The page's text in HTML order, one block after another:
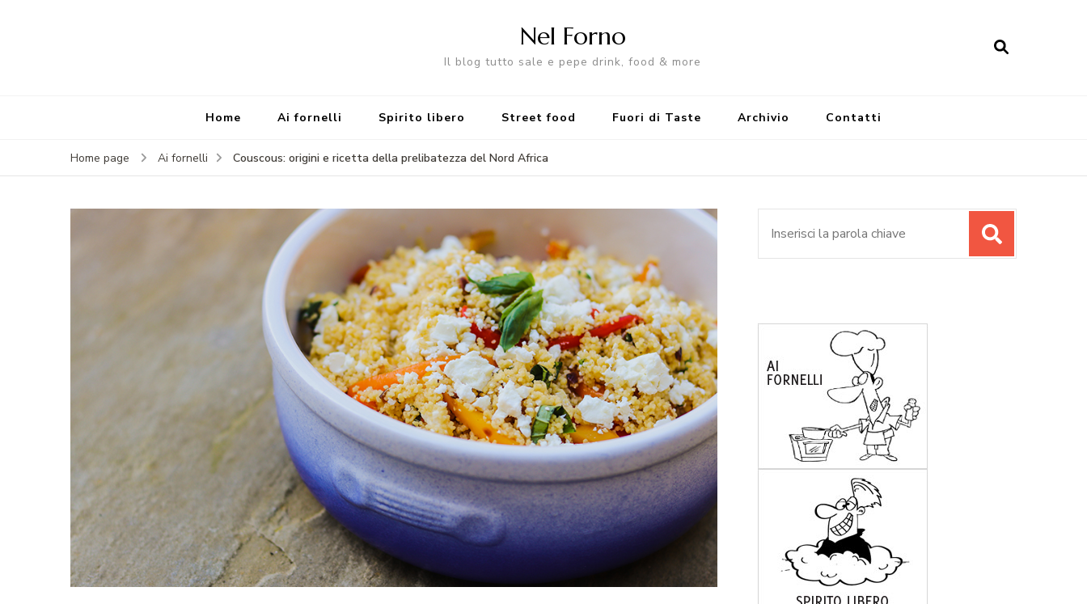
Nel Forno
Il blog tutto sale e pepe drink, food & more
Home Ai fornelli Spirito libero Street food Fuori di Taste Archivio Contatti
Home page Ai fornelli Couscous: origini e ricetta della prelibatezza del Nord Africa